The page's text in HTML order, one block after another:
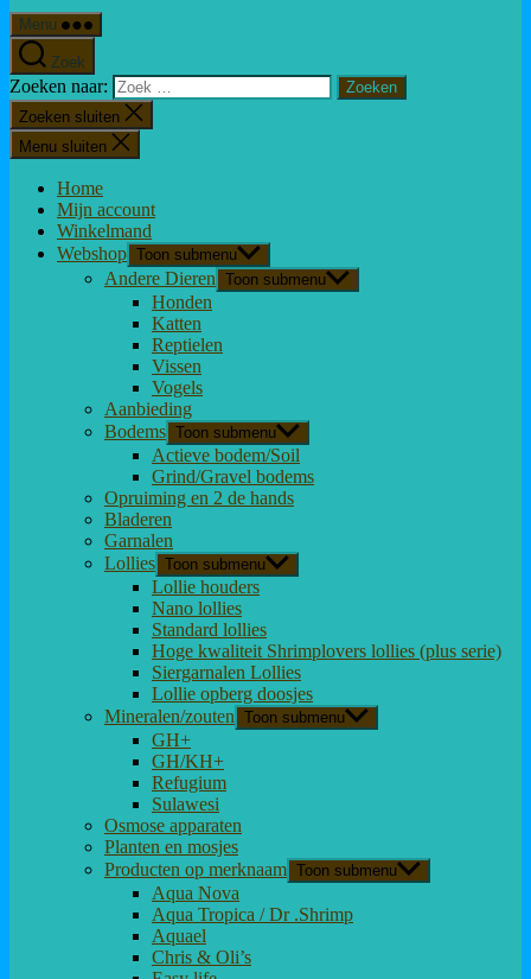
Menu
Zoek
Zoeken naar:
Zoeken sluiten
Menu sluiten
Home
Mijn account
Winkelmand
Webshop Toon submenu
Andere Dieren Toon submenu
Honden
Katten
Reptielen
Vissen
Vogels
Aanbieding
Bodems Toon submenu
Actieve bodem/Soil
Grind/Gravel bodems
Opruiming en 2 de hands
Bladeren
Garnalen
Lollies Toon submenu
Lollie houders
Nano lollies
Standard lollies
Hoge kwaliteit Shrimplovers lollies (plus serie)
Siergarnalen Lollies
Lollie opberg doosjes
Mineralen/zouten Toon submenu
GH+
GH/KH+
Refugium
Sulawesi
Osmose apparaten
Planten en mosjes
Producten op merknaam Toon submenu
Aqua Nova
Aqua Tropica / Dr .Shrimp
Aquael
Chris & Oli’s